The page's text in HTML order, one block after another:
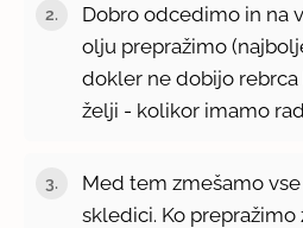
Dobro odcedimo in na
olju prepražimo
dokler ne dobijo rebrca
želji - kolikor imamo
Med tem zmešamo
skledici. Ko prepražimo